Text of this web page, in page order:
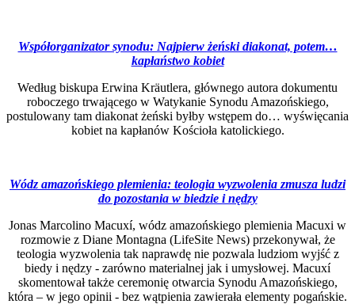
Współorganizator synodu: Najpierw żeński diakonat, potem…
kapłaństwo kobiet
Według biskupa Erwina Kräutlera, głównego autora dokumentu
roboczego trwającego w Watykanie Synodu Amazońskiego,
postulowany tam diakonat żeński byłby wstępem do… wyświęcania
kobiet na kapłanów Kościoła katolickiego.
Wódz amazońskiego plemienia: teologia wyzwolenia zmusza ludzi
do pozostania w biedzie i nędzy
Jonas Marcolino Macuxí, wódz amazońskiego plemienia Macuxi w
rozmowie z Diane Montagna (LifeSite News) przekonywał, że
teologia wyzwolenia tak naprawdę nie pozwala ludziom wyjść z
biedy i nędzy - zarówno materialnej jak i umysłowej. Macuxí
skomentował także ceremonię otwarcia Synodu Amazońskiego,
która – w jego opinii - bez wątpienia zawierała elementy pogańskie.